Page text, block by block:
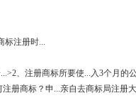
标注册时...
、注册商标所要使...入3个月的
册商标？申...亲自去商标局注册